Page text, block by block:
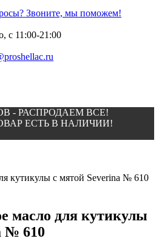
Звоните, мы поможем!
с 11:00-21:00
- РАСПРОДАЕМ ВСЕ!
ЕСТЬ В НАЛИЧИИ!
кутикулы с мятой Severina № 610
масло для кутикулы
№ 610